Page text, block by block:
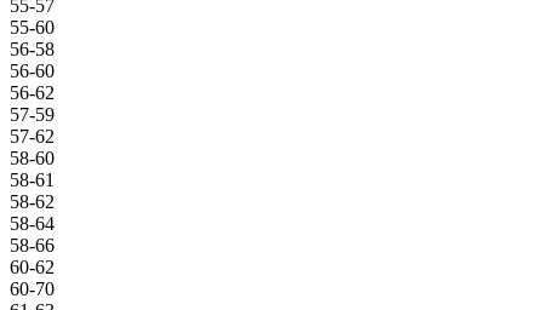
55-57
55-60
56-58
56-60
56-62
57-59
57-62
58-60
58-61
58-62
58-64
58-66
60-62
60-70